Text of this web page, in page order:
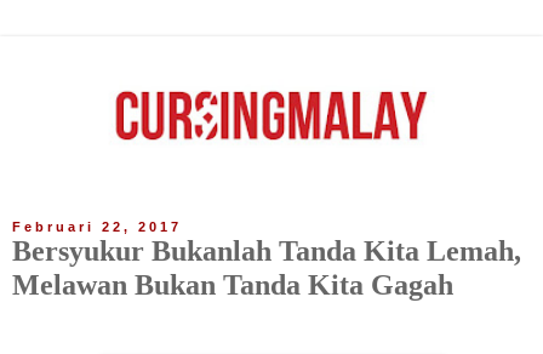
Februari 22, 2017
Bersyukur Bukanlah Tanda Kita Lemah,
Melawan Bukan Tanda Kita Gagah